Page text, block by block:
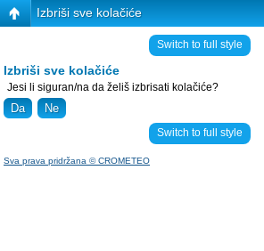
Izbriši sve kolačiće
Switch to full style
Izbriši sve kolačiće
Jesi li siguran/na da želiš izbrisati kolačiće?
Switch to full style
Sva prava pridržana © CROMETEO